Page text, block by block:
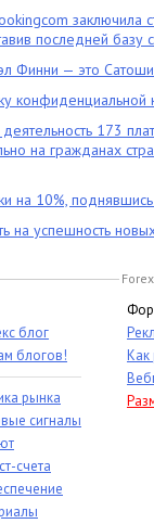
заключила
последней базу
Финни — это
конфиденциальной
173
на гражданах
на 10%,
на успешность
блог
блогов!
рынка
сигналы
счета
Как